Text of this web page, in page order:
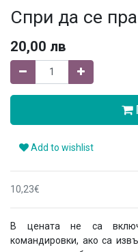
Спри да се
20,00 лв
Add to wishlist
10,23€
В цената не са
командировки, ако са